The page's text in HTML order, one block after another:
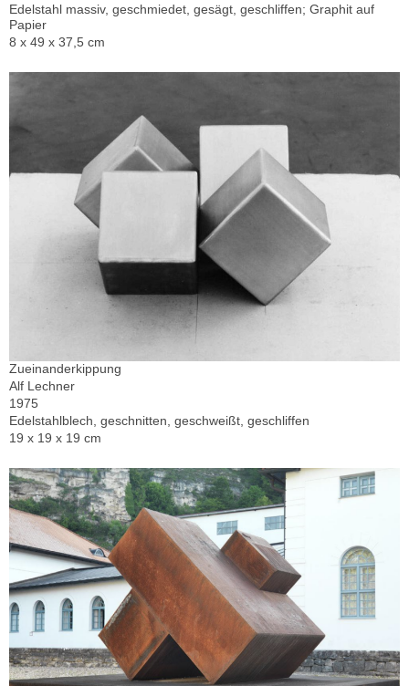
Edelstahl massiv, geschmiedet, gesägt, geschliffen; Graphit auf
Papier
8 x 49 x 37,5 cm
Zueinanderkippung
Alf Lechner
1975
Edelstahlblech, geschnitten, geschweißt, geschliffen
19 x 19 x 19 cm